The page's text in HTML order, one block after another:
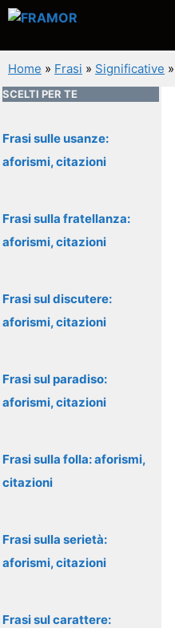
Vai
contenuto
Home » Frasi » Significative »
SCELTI PER TE
Frasi sulle usanze:
aforismi, citazioni
Frasi sulla fratellanza:
aforismi, citazioni
Frasi sul discutere:
aforismi, citazioni
Frasi sul paradiso:
aforismi, citazioni
Frasi sulla folla: aforismi,
citazioni
Frasi sulla serietà:
aforismi, citazioni
Frasi sul carattere: